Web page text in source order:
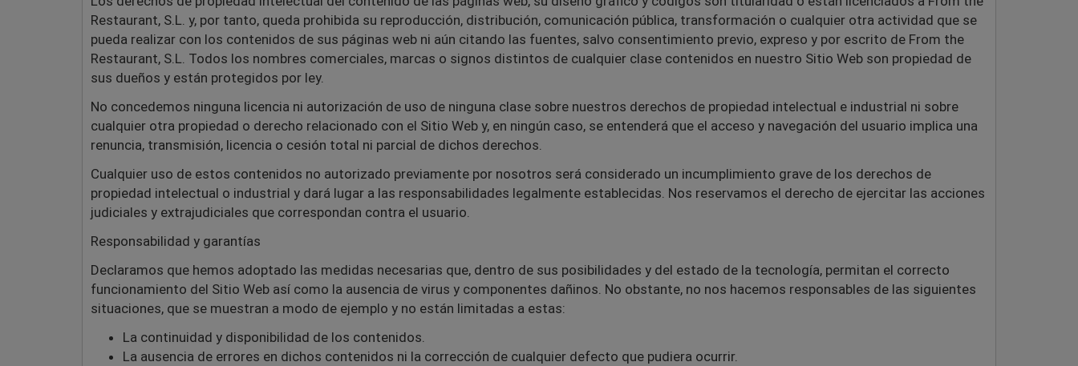
Restaurant, S.L. y, por tanto, queda prohibida su reproducción, distribución, comunicación pública, transformación o cualquier otra actividad que se
pueda realizar con los contenidos de sus páginas web ni aún citando las fuentes, salvo consentimiento previo, expreso y por escrito de From the
Restaurant, S.L. Todos los nombres comerciales, marcas o signos distintos de cualquier clase contenidos en nuestro Sitio Web son propiedad de
sus dueños y están protegidos por ley.
No concedemos ninguna licencia ni autorización de uso de ninguna clase sobre nuestros derechos de propiedad intelectual e industrial ni sobre
cualquier otra propiedad o derecho relacionado con el Sitio Web y, en ningún caso, se entenderá que el acceso y navegación del usuario implica una
renuncia, transmisión, licencia o cesión total ni parcial de dichos derechos.
Cualquier uso de estos contenidos no autorizado previamente por nosotros será considerado un incumplimiento grave de los derechos de
propiedad intelectual o industrial y dará lugar a las responsabilidades legalmente establecidas. Nos reservamos el derecho de ejercitar las acciones
judiciales y extrajudiciales que correspondan contra el usuario.
Responsabilidad y garantías
Declaramos que hemos adoptado las medidas necesarias que, dentro de sus posibilidades y del estado de la tecnología, permitan el correcto
funcionamiento del Sitio Web así como la ausencia de virus y componentes dañinos. No obstante, no nos hacemos responsables de las siguientes
situaciones, que se muestran a modo de ejemplo y no están limitadas a estas:
La continuidad y disponibilidad de los contenidos.
La ausencia de errores en dichos contenidos ni la corrección de cualquier defecto que pudiera ocurrir.